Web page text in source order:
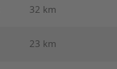
32 km
23 km